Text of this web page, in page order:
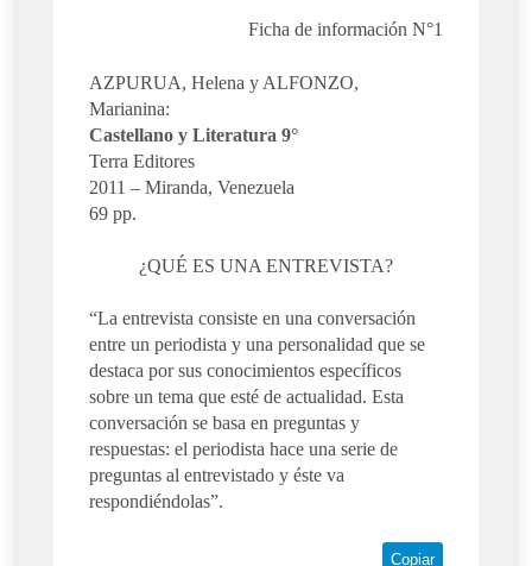
Ficha de información N°1
AZPURUA, Helena y ALFONZO,
Marianina:
Castellano y Literatura 9°
Terra Editores
2011 – Miranda, Venezuela
69 pp.
¿QUÉ ES UNA ENTREVISTA?
“La entrevista consiste en una conversación
entre un periodista y una personalidad que se
destaca por sus conocimientos específicos
sobre un tema que esté de actualidad. Esta
conversación se basa en preguntas y
respuestas: el periodista hace una serie de
preguntas al entrevistado y éste va
respondiéndolas”.
Copiar